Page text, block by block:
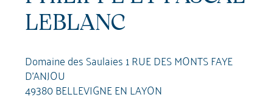
LEBLANC
Domaine des Saulaies 1 RUE DES MONTS FAYE
D'ANJOU
49380 BELLEVIGNE EN LAYON